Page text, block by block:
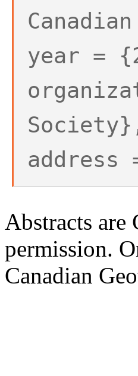
year =
address
Abstracts
permission.
Canadian